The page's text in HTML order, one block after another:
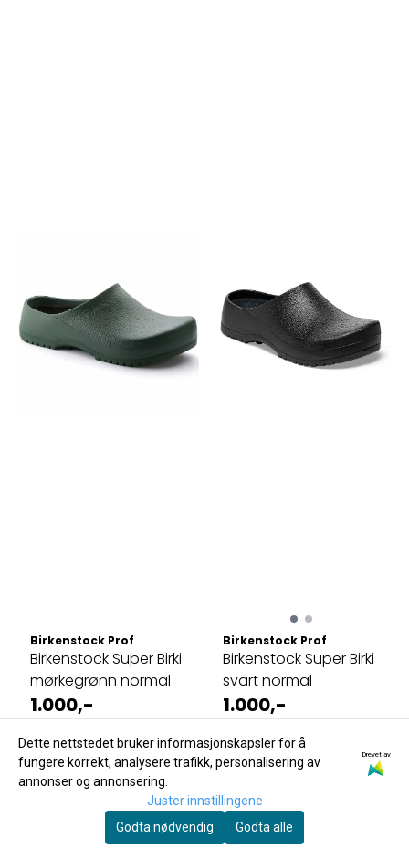
Birkenstock Prof
Birkenstock Super Birki
mørkegrønn normal
1.000,-
Kjøp
Birkenstock Prof
Birkenstock Super Birki
svart normal
1.000,-
Kjøp
Dette nettstedet bruker informasjonskapsler for å
fungere korrekt, analysere trafikk, personalisering av
annonser og annonsering.
Drevet av
Juster innstillingene
Godta nødvendig
Godta alle